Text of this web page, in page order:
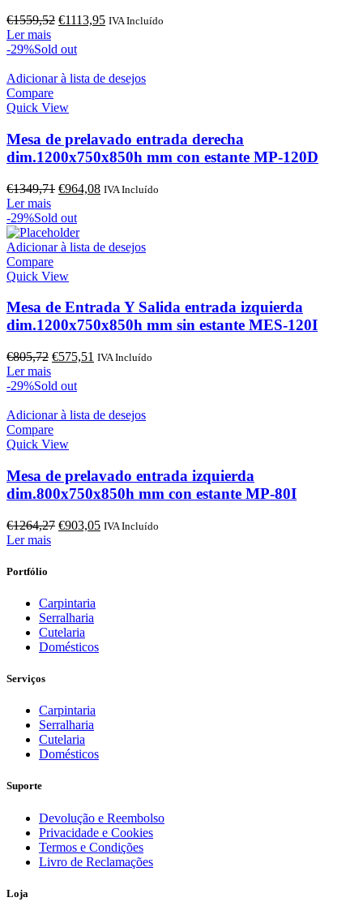
€1559,52 O
original
€1559,52.
€1113,95O
€1113,95.
IVA Incluído
Ler mais
-29%Sold out
Adicionar à lista de desejos
Compare
Quick View
Mesa de prelavado entrada derecha
dim.1200x750x850h mm con estante MP-120D
€1349,71 O
original
era:
€1349,71.
€964,08O
€964,08.
IVA Incluído
Ler mais
-29%Sold out
Adicionar à lista de desejos
Compare
Quick View
Mesa de Entrada Y Salida entrada izquierda
dim.1200x750x850h mm sin estante MES-120I
€805,72 O
original
€805,72.
€575,51 O
€575,51.
IVA Incluído
Ler mais
-29%Sold out
Adicionar à lista de desejos
Compare
Quick View
Mesa de prelavado entrada izquierda
dim.800x750x850h mm con estante MP-80I
€1264,27 O
€903,05OIVA Incluído
Ler mais
Portfólio
Carpintaria
Serralharia
Cutelaria
Domésticos
Serviços
Carpintaria
Serralharia
Cutelaria
Domésticos
Suporte
Devolução e Reembolso
Privacidade e Cookies
Termos e Condições
Livro de Reclamações
Loja